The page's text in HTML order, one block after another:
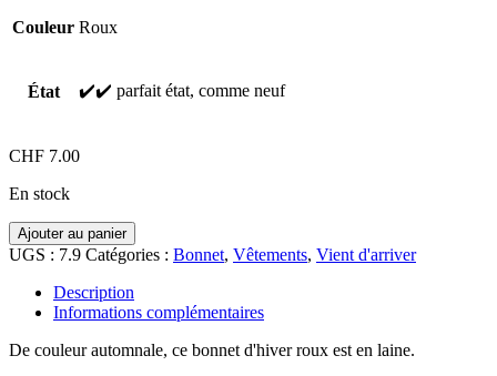
Couleur Roux
État ✔️✔️ parfait état, comme neuf
CHF 7.00
En stock
quantité
de
d'hiver
Ajouter au panier
UGS : 7.9 Catégories : Bonnet, Vêtements, Vient d'arriver
Description
Informations complémentaires
De couleur automnale, ce bonnet d'hiver roux est en laine.